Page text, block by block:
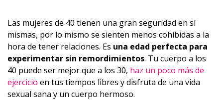
Las mujeres de 40 tienen una gran seguridad en sí
mismas, por lo mismo se sienten menos cohibidas a la
hora de tener relaciones. Es una edad perfecta para
experimentar sin remordimientos. Tu cuerpo a los
40 puede ser mejor que a los 30, haz un poco más de
ejercicio en tus tiempos libres y disfruta de una vida
sexual sana y un cuerpo hermoso.